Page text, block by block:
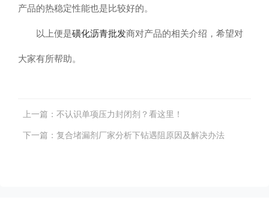
产品的热稳定性能也是比较好的。
以上便是磺化沥青批发商对产品的相关介绍，希望对
大家有所帮助。
上一篇： 不认识单项压力封闭剂？看这里！
下一篇： 复合堵漏剂厂家分析下钻遇阻原因及解决办法